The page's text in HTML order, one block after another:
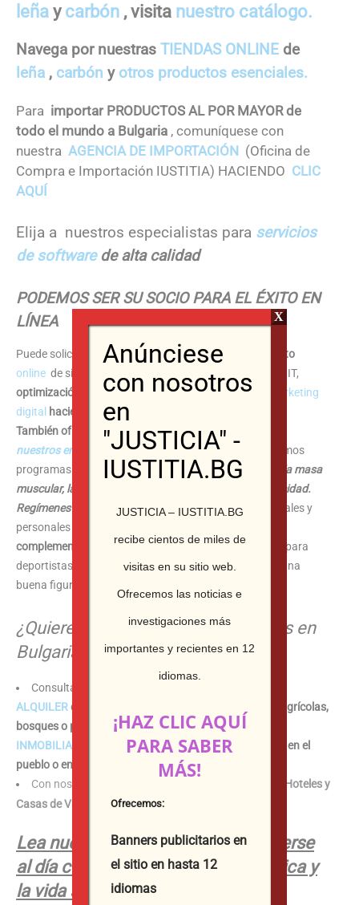
leña y carbón , visita nuestro catálogo.
Navega por nuestras TIENDAS ONLINE de
leña , carbón y otros productos esenciales.
Para importar PRODUCTOS AL POR MAYOR de
todo el mundo a Bulgaria , comuníquese con
nuestra AGENCIA DE IMPORTACIÓN (Oficina de
Compra e Importación IUSTITIA) HACIENDO CLIC
AQUÍ
Elija a nuestros especialistas para servicios
de softwarede alta calidad
PODEMOS SER SU SOCIO PARA EL ÉXITO EN
LÍNEA
Puede solicitar con nosotrosdesarrollo y mantenimiento
online de sitios web y tiendas online , soporte de DEV y IT,
optimización SEO para un alto ranking en Google y
marketing
digital haciendo
CLIC AQUÍ
También ofrecemos salud, fuerza y ​​vitalidad. Conoce a
nuestros entrenadoreshaciendoclic aquí
Desarrollamos
programas para
bajar de peso, rejuvenecer, aumentar la masa
muscular, la fuerza, la potencia, la resistencia y la velocidad.
Regímenes nutricionales y de entrenamientoprofesionales y
personales
complementos
para obtener buenos resultados tanto para
deportistas profesionales, como para los amantes de una
buena figura y tono.
¿Quieres comprar bienes inmuebles en
Bulgaria o los Balcanes?
Consulta los anuncios y ofertas
ALQUILERde apartamentos, chalets, casas, terrenos agrícolas,
bosques o parcelas de inversión de nuestraAGENCIA
INMOBILIARIA
en primera línea de mar, en la montaña, en el
pueblo o en la gran ciudad.
Con nosotros también puedes
Hoteles y
Casas de Vacacionesen Bulgaria y en el extranjero
Lea nuestros medios para mantenerse
al día con lo que sucede en la política y
la vida social:
Anúnciese
con nosotros
en
"JUSTICIA" -
IUSTITIA.BG
JUSTICIA – IUSTITIA.BG
recibe cientos de miles de
visitas en su sitio web.
Ofrecemos las noticias e
investigaciones más
importantes y recientes en 12
idiomas.
¡HAZ CLIC AQUÍ
PARA SABER
MÁS!
Ofrecemos:
Banners publicitarios en
el sitio en hasta 12
idiomas
X